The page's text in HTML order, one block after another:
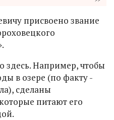
присвоено звание
здесь. Например, чтобы
в озере (по факту -
сделаны
питают его